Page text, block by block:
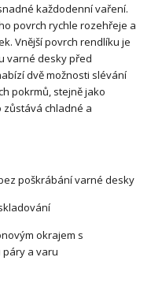
každodenní vaření.
povrch rychle rozehřeje a
Vnější povrch rendlíku je
varné desky před
dvě možnosti slévání
pokrmů, stejně jako
chladné a
poškrábání varné desky
okrajem s
a varu